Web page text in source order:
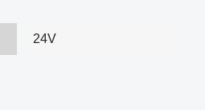
24V